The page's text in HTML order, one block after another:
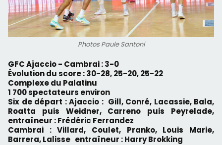
Photos Paule Santoni
GFC Ajaccio - Cambrai : 3-0
Évolution du score : 30-28, 25-20, 25-22
Complexe du Palatinu
1 700 spectateurs environ
Six de départ : Ajaccio : Gill, Conré, Lacassie, Bala,
Roatta puis Weidner, Carreno puis Peyrelade,
entraîneur : Frédéric Ferrandez
Cambrai : Villard, Coulet, Pranko, Louis Marie,
Barrera, Lalisse entraîneur : Harry Brokking